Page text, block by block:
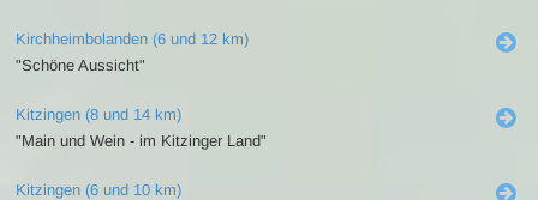
Kirchheimbolanden (6 und 12 km)
"Schöne Aussicht"
Kitzingen (8 und 14 km)
"Main und Wein - im Kitzinger Land"
Kitzingen (6 und 10 km)